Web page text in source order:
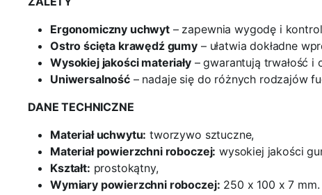
Ergonomiczny uchwyt– zapewnia wygodę i
Ostro ścięta krawędź gumy – ułatwia dokładne
Wysokiej jakości materiały– gwarantują trwałość i
Uniwersalność– nadaje się do różnych rodzajów
DANE TECHNICZNE
Materiał uchwytu: tworzywo sztuczne,
Materiał powierzchni roboczej: wysokiej jakości
Kształt: prostokątny,
Wymiary powierzchni roboczej: 250 x 100 x 7 mm.